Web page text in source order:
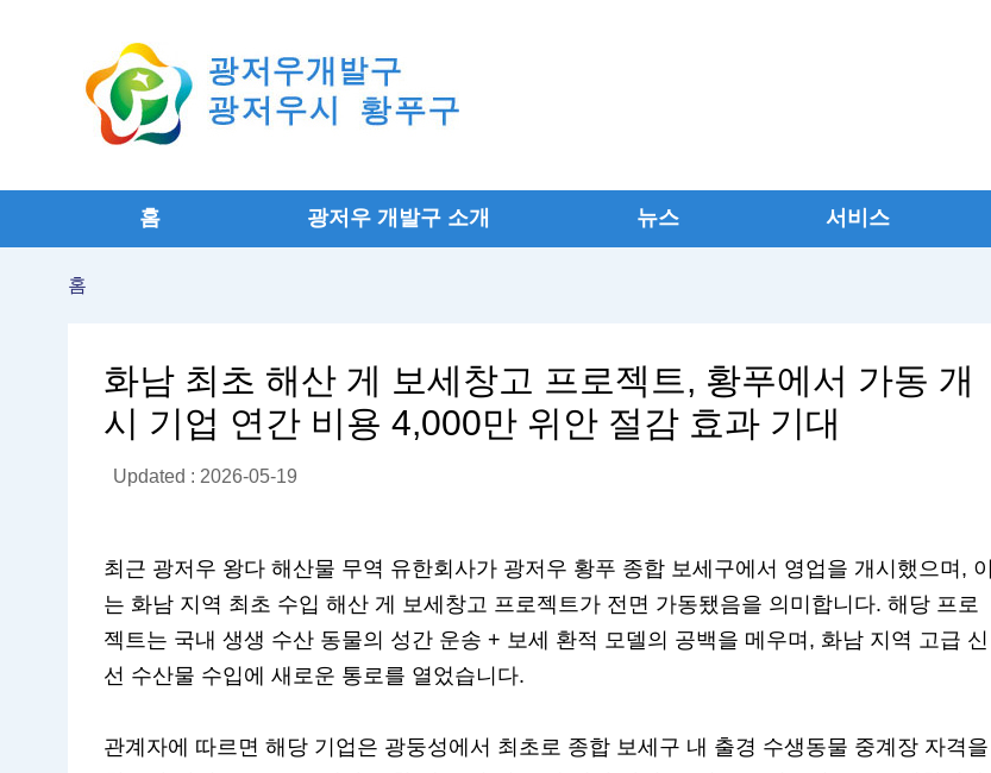
홈 광저우 개발구 소개 뉴스 서비스
홈
화남 최초 해산 게 보세창고 프로젝트, 황푸에서 가동 개
시 기업 연간 비용 4,000만 위안 절감 효과 기대
Updated : 2026-05-19
최근 광저우 왕다 해산물 무역 유한회사가 광저우 황푸 종합 보세구에서 영업을 개시했으며, 이
는 화남 지역 최초 수입 해산 게 보세창고 프로젝트가 전면 가동됐음을 의미합니다. 해당 프로
젝트는 국내 생생 수산 동물의 성간 운송 + 보세 환적 모델의 공백을 메우며, 화남 지역 고급 신
선 수산물 수입에 새로운 통로를 열었습니다.
관계자에 따르면 해당 기업은 광둥성에서 최초로 종합 보세구 내 출경 수생동물 중계장 자격을